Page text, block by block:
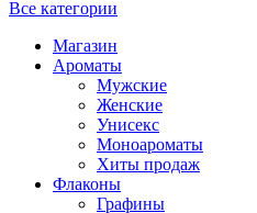
Все категории
Магазин
Ароматы
Мужские
Женские
Унисекс
Моноароматы
Хиты продаж
Флаконы
Графины